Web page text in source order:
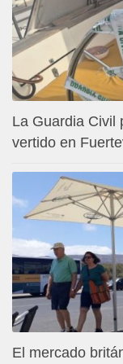
La Guardia Civil
vertido en
El mercado